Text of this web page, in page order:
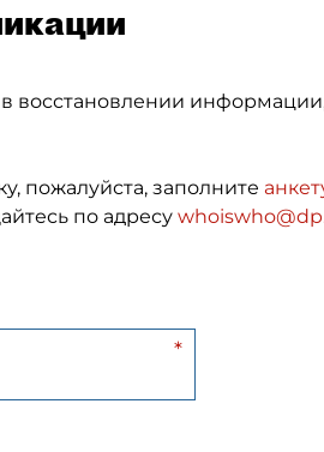
восстановлении
пожалуйста, заполните
по адресу